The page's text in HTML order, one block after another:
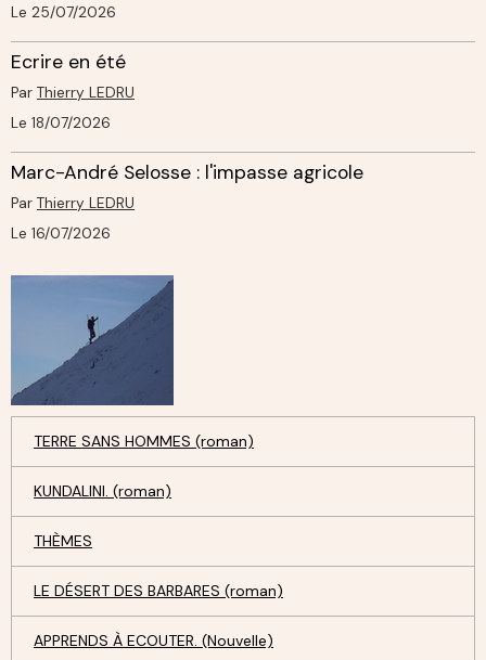
Le 25/07/2026
Ecrire en été
Par Thierry LEDRU
Le 18/07/2026
Marc-André Selosse : l'impasse agricole
Par Thierry LEDRU
Le 16/07/2026
TERRE SANS HOMMES (roman)
KUNDALINI. (roman)
THÈMES
LE DÉSERT DES BARBARES (roman)
APPRENDS À ECOUTER. (Nouvelle)